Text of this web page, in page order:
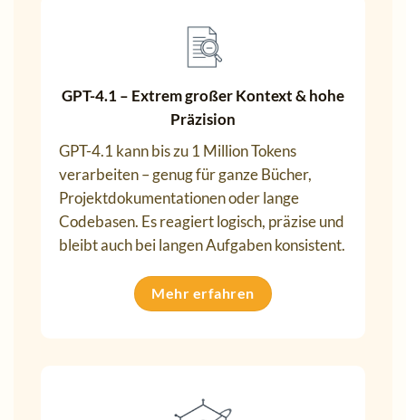
GPT-4.1 – Extrem großer Kontext & hohe
Präzision
GPT-4.1 kann bis zu 1 Million Tokens
verarbeiten – genug für ganze Bücher,
Projektdokumentationen oder lange
Codebasen. Es reagiert logisch, präzise und
bleibt auch bei langen Aufgaben konsistent.
Mehr erfahren